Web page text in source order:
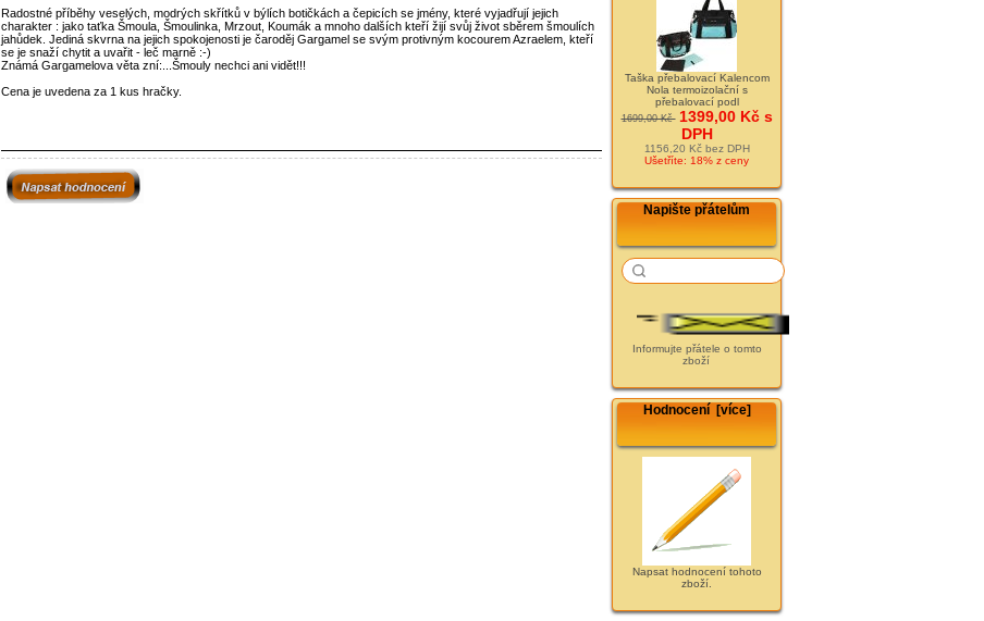
Radostné příběhy veselých, modrých skřítků v býlích botičkách a čepicích se jmény, které vyjadřují jejich
charakter : jako taťka Šmoula, Šmoulinka, Mrzout, Koumák a mnoho dalších kteří žijí svůj život sběrem šmoulích
jahůdek. Jediná skvrna na jejich spokojenosti je čaroděj Gargamel se svým protivným kocourem Azraelem, kteří
se je snaží chytit a uvařit - leč marně :-)
Známá Gargamelova věta zní:...Šmouly nechci ani vidět!!!
Cena je uvedena za 1 kus hračky.
Taška přebalovací Kalencom
Nola termoizolační s
přebalovací podl
1699,00 Kč 1399,00 Kč s
DPH
1156,20 Kč bez DPH
Ušetříte: 18% z ceny
Napište přátelům
Informujte přátele o tomto
zboží
Hodnocení [více]
Napsat hodnocení tohoto
zboží.